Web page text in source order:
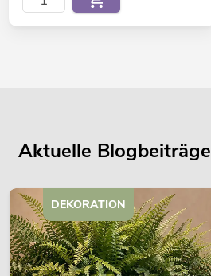
Aktuelle Blogbeiträge
DEKORATION